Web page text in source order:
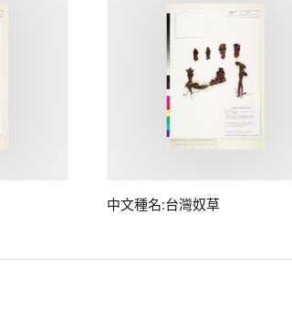
中文種名:台灣奴草